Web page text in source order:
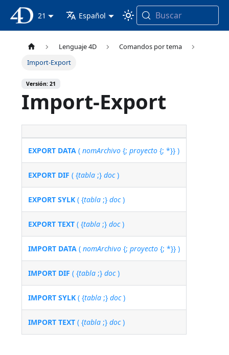
Documentación 4D
21 Español Buscar
Lenguaje 4D
Comandos por tema
Import-Export
Versión: 21
Import-Export
EXPORT DATA (nomArchivo {;proyecto {; *}} )
EXPORT DIF ( {tabla ;}doc)
EXPORT SYLK ( {tabla ;}doc)
EXPORT TEXT ( {tabla ;}doc)
IMPORT DATA (nomArchivo {;proyecto {; *}} )
IMPORT DIF ( {tabla ;}doc)
IMPORT SYLK ( {tabla ;}doc)
IMPORT TEXT ( {tabla ;}doc)